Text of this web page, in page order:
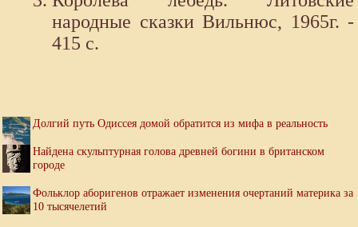
народные сказки Вильнюс, 1965г. -
415 с.
Долгий путь Одиссея домой обратится из мифа в реальность
Найдена скульптурная голова древней богини в британском
городе
Фольклор аборигенов отражает изменения очертаний материка за
10 тысячелетий